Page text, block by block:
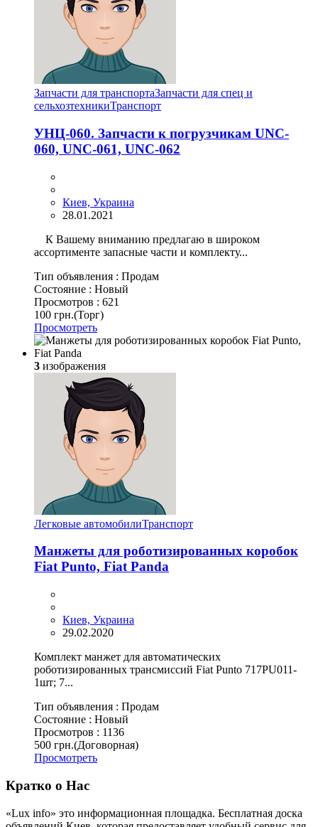
Запчасти для транспортаЗапчасти для спец и
сельхозтехникиТранспорт
УНЦ-060. Запчасти к погрузчикам UNC-
060, UNC-061, UNC-062
Киев, Украина
28.01.2021
К Вашему вниманию предлагаю в широком
ассортименте запасные части и комплекту...
Тип объявления : Продам
Состояние : Новый
Просмотров : 621
100 грн.(Торг)
Просмотреть
3 изображения
Легковые автомобилиТранспорт
Манжеты для роботизированных коробок
Fiat Punto, Fiat Panda
Киев, Украина
29.02.2020
Комплект манжет для автоматических
роботизированных трансмиссий Fiat Punto 717PU011-
1шт; 7...
Тип объявления : Продам
Состояние : Новый
Просмотров : 1136
500 грн.(Договорная)
Просмотреть
Кратко о Нас
«Lux info» это информационная площадка. Бесплатная доска